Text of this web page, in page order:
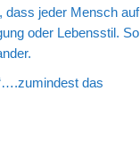
dass jeder Mensch auf
oder Lebensstil. So
das